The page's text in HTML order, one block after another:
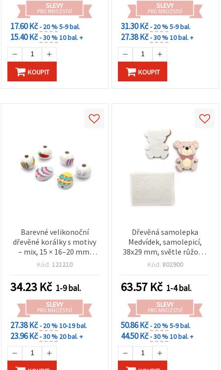
SLEVY
PRO MNOŽSTVÍ
17.60 Kč- 20 %5-9 bal.
15.40 Kč- 30 %10 bal. +
KOUPIT
SLEVY
PRO MNOŽSTVÍ
31.30 Kč- 20 %5-9 bal.
27.38 Kč- 30 %10 bal. +
KOUPIT
Barevné velikonoční
dřevěné korálky s motivy
– mix, 15 × 16–20 mm,
otvor 2–4 mm, sada 10 ks
náramky, náhrdelníky,
macramé a scrapbooking
Kód: 121210
34.23 Kč 1-9 bal.
SLEVY
PRO MNOŽSTVÍ
27.38 Kč- 20 %10-19 bal.
23.96 Kč- 30 % 20 bal. +
Dřevěná samolepka
Medvídek, samolepicí,
38x29 mm, světle růžová,
10 ks
Kód: 802900
63.57 Kč 1-4 bal.
SLEVY
PRO MNOŽSTVÍ
50.86 Kč- 20 %5-9 bal.
44.50 Kč- 30 %10 bal. +